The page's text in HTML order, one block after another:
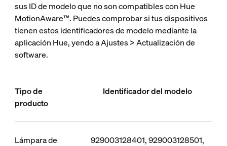
sus ID de modelo que no son compatibles con Hue
MotionAware™. Puedes comprobar si tus dispositivos
tienen estos identificadores de modelo mediante la
aplicación Hue, yendo a Ajustes > Actualización de
software.
Tipo de
producto
Identificador del modelo
Lámpara de
929003128401, 929003128501,